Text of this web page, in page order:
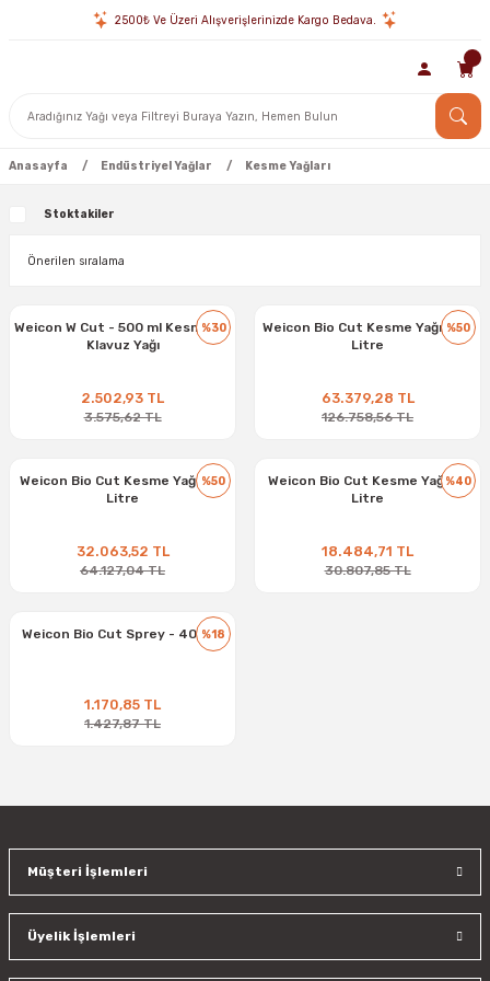
2500₺ Ve Üzeri Alışverişlerinizde Kargo Bedava.
Anasayfa Endüstriyel Yağlar Kesme Yağları
Stoktakiler
%30
Weicon W Cut - 500 ml Kesme ve
Klavuz Yağı
2.502,93 TL
3.575,62 TL
%50
Weicon Bio Cut Kesme Yağı - 30
Litre
63.379,28 TL
126.758,56 TL
%50
Weicon Bio Cut Kesme Yağı - 10
Litre
32.063,52 TL
64.127,04 TL
%40
Weicon Bio Cut Kesme Yağı - 5
Litre
18.484,71 TL
30.807,85 TL
%18
Weicon Bio Cut Sprey - 400 ml
1.170,85 TL
1.427,87 TL
Müşteri İşlemleri
Üyelik İşlemleri